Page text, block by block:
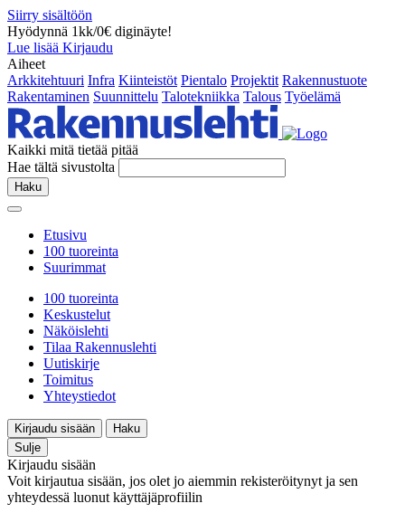
Siirry sisältöön
Hyödynnä 1kk/0€ diginäyte!
Lue lisää Kirjaudu
Aiheet
Arkkitehtuuri Infra Kiinteistöt Pientalo Projektit Rakennustuote
Rakentaminen Suunnittelu Talotekniikka Talous Työelämä
Kaikki mitä tietää pitää
Hae tältä sivustolta
Haku
Etusivu
100 tuoreinta
Suurimmat
100 tuoreinta
Keskustelut
Näköislehti
Tilaa Rakennuslehti
Uutiskirje
Toimitus
Yhteystiedot
Kirjaudu sisään
Haku
Sulje
Kirjaudu sisään
Voit kirjautua sisään, jos olet jo aiemmin rekisteröitynyt ja sen
yhteydessä luonut käyttäjäprofiilin